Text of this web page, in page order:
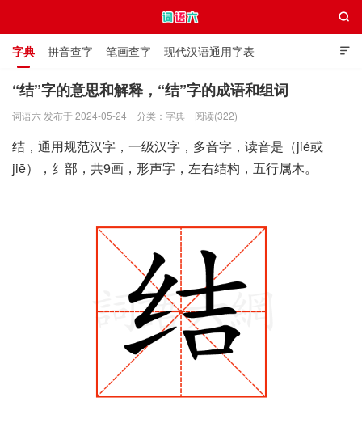

字典 拼音查字 笔画查字 现代汉语通用字表
通用规范汉字表 叠字大全 独体字大全 极简英语词典

“结”字的意思和解释，“结”字的成语和组词
词语六 发布于 2024-05-24 分类： 字典 阅读(322)
结，通用规范汉字，一级汉字，多音字，读音是（jié或
jiē），纟部，共9画，形声字，左右结构，五行属木。